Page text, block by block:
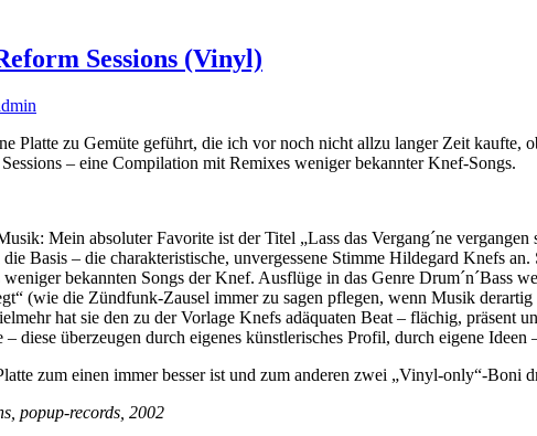
Sessions (Vinyl)
Platte zu Gemüte geführt, die ich vor noch nicht allzu langer Zeit
– eine Compilation mit Remixes weniger bekannter Knef-Songs.
Mein absoluter Favorite ist der Titel „Lass das Vergang´ne
Basis – die charakteristische, unvergessene Stimme Hildegard Knefs
bekannten Songs der Knef. Ausflüge in das Genre Drum´n´Bass
(wie die Zündfunk-Zausel immer zu sagen pflegen, wenn Musik
hat sie den zu der Vorlage Knefs adäquaten Beat – flächig,
diese überzeugen durch eigenes künstlerisches Profil, durch eigene
zum einen immer besser ist und zum anderen zwei „Vinyl-only“-Boni
popup-records, 2002